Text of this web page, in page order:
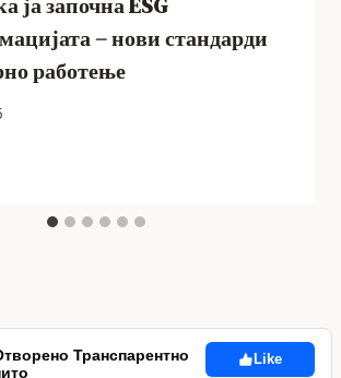
– нови стандарди
работење
Транспарентно
Like